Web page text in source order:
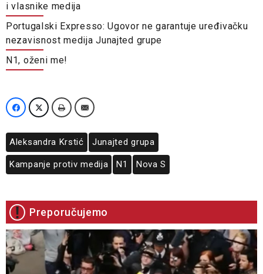
i vlasnike medija
Portugalski Expresso: Ugovor ne garantuje uređivačku
nezavisnost medija Junajted grupe
N1, oženi me!
Aleksandra Krstić Junajted grupa
Kampanje protiv medija N1 Nova S
Preporučujemo